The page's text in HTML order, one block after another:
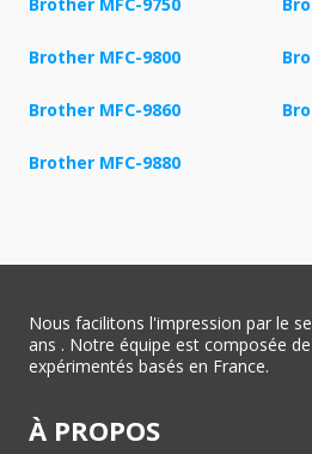
Brother MFC-9800
Brother MFC-9860
Brother MFC-9880
Nous facilitons l'impression par le
ans . Notre équipe est composée
expérimentés basés en France.
À PROPOS